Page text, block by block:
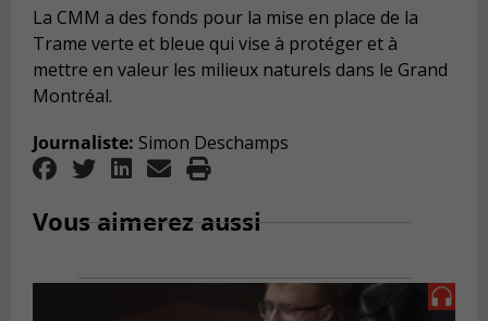
La CMM a des fonds pour la mise en place de la
Trame verte et bleue qui vise à protéger et à
mettre en valeur les milieux naturels dans le Grand
Montréal.
Journaliste: Simon Deschamps
Vous aimerez aussi